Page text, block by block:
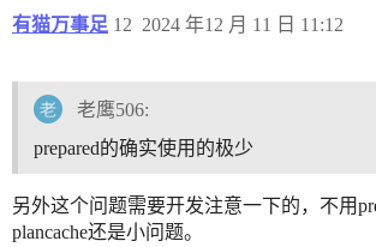
有猫万事足 2024 年12 月 11 日 11:12
12
老鹰506:
prepared的确实使用的极少
另外这个问题需要开发注意一下的，不用
plancache还是小问题。